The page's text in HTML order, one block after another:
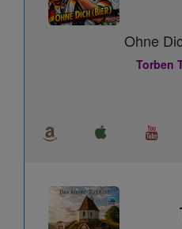
Ohne
Torben